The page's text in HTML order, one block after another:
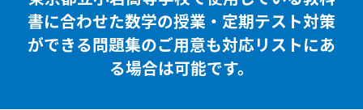
書に合わせた数学の授業・定期テスト対策
ができる問題集のご用意も対応リストにあ
る場合は可能です。